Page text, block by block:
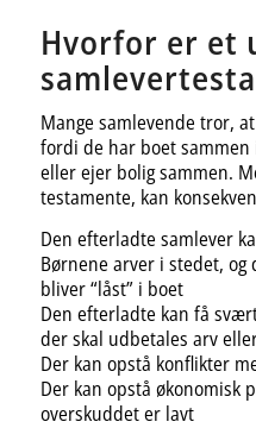
Hvorfor er et
Mange samlevende tror,
fordi de har boet
eller ejer bolig sammen.
testamente, kan
Den efterladte samlever
Børnene arver i stedet,
bliver “låst” i boet
Den efterladte kan få
der skal udbetales arv
Der kan opstå konflikter
Der kan opstå økonomisk
overskuddet er lavt